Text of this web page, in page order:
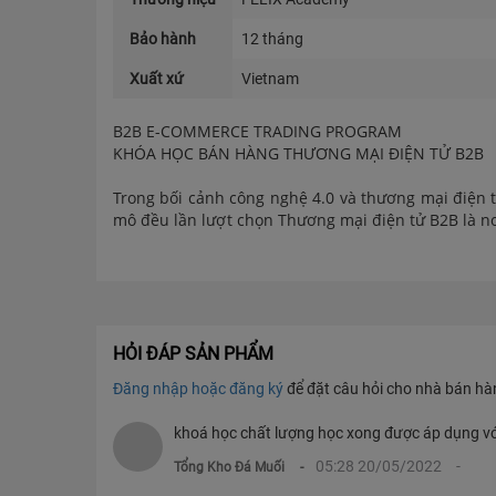
Bảo hành 12 tháng
Xuất xứ Vietnam
B2B E-COMMERCE TRADING PROGRAM
KHÓA HỌC BÁN HÀNG THƯƠNG MẠI ĐIỆN TỬ B2B
Trong bối cảnh công nghệ 4.0 và thương mại
mô đều lần lượt chọn Thương mại điện tử B2B là
Việc tìm kiếm cơ hội nắm bắt và phát triển cuộc
được xu hướng và nhu cầu FELIX Academy -
xây dựng chương trình đào tạo “Khóa học bán hàng
ĐỐI TƯỢNG THAM GIA KHÓA HỌC BÁN HÀNG
1. Các chủ doanh nghiệp truyền thống, chủ cửa
2. Quản lý các cấp Marketing và Kinh doanh cần
3. Các cá nhân: sinh viên chưa có kinh nghiệm,
HỎI ĐÁP SẢN PHẨM
Đăng nhập hoặc đăng kýđể đặt câu hỏi cho nhà bán
khoá học chất lượng học xong được áp dụng
Tổng Kho Đá Muối 05:28 20/05/2022